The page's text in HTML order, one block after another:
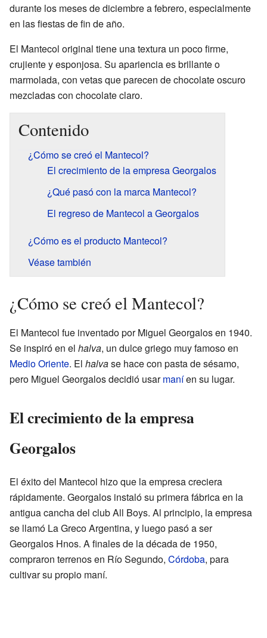
durante los meses de diciembre a febrero, especialmente
en las fiestas de fin de año.
El Mantecol original tiene una textura un poco firme,
crujiente y esponjosa. Su apariencia es brillante o
marmolada, con vetas que parecen de chocolate oscuro
mezcladas con chocolate claro.
Contenido
¿Cómo se creó el Mantecol?
El crecimiento de la empresa Georgalos
¿Qué pasó con la marca Mantecol?
El regreso de Mantecol a Georgalos
¿Cómo es el producto Mantecol?
Véase también
¿Cómo se creó el Mantecol?
El Mantecol fue inventado por Miguel Georgalos en 1940.
Se inspiró en el halva, un dulce griego muy famoso en
Medio Oriente. El halvase hace con pasta de sésamo,
pero Miguel Georgalos decidió usarmaníen su lugar.
El crecimiento de la empresa
Georgalos
El éxito del Mantecol hizo que la empresa creciera
rápidamente. Georgalos instaló su primera fábrica en la
antigua cancha del club All Boys. Al principio, la empresa
se llamó La Greco Argentina, y luego pasó a ser
Georgalos Hnos. A finales de la década de 1950,
compraron terrenos en Río Segundo, Córdoba, para
cultivar su propio maní.